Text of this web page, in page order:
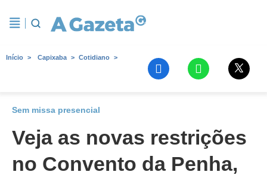
Início Capixaba Cotidiano
Sem missa presencial
Veja as novas restrições
no Convento da Penha,